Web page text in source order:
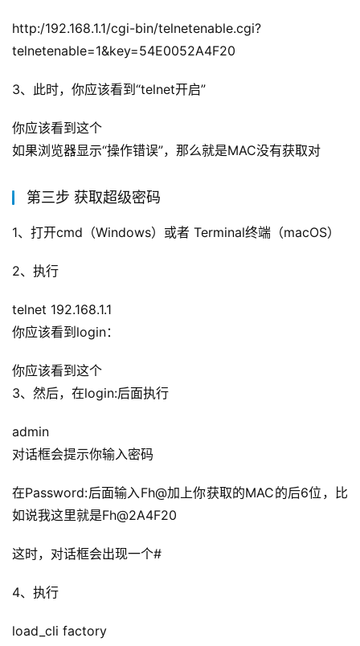
http:/192.168.1.1/cgi-bin/telnetenable.cgi?
telnetenable=1&key=54E0052A4F20
3、此时，你应该看到“telnet开启”
你应该看到这个
如果浏览器显示“操作错误”，那么就是MAC没有获取对
第三步 获取超级密码
1、打开cmd（Windows）或者 Terminal终端（macOS）
2、执行
telnet 192.168.1.1
你应该看到login：
你应该看到这个
3、然后，在login:后面执行
admin
对话框会提示你输入密码
在Password:后面输入Fh@加上你获取的MAC的后6位，比
如说我这里就是Fh@2A4F20
这时，对话框会出现一个#
4、执行
load_cli factory